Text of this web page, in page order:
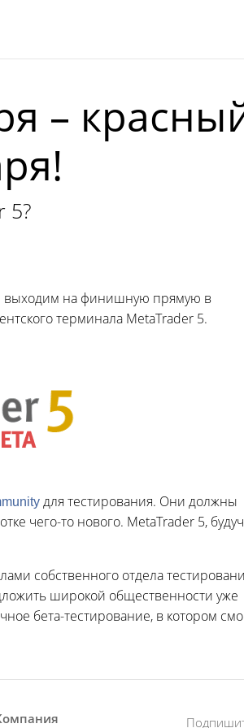
–
5?
выходим на финишную прямую в
терминала MetaTrader 5.
для тестирования. Они должны
чего-то нового. MetaTrader 5,
собственного отдела
широкой общественности уже
бета-тестирование, в котором